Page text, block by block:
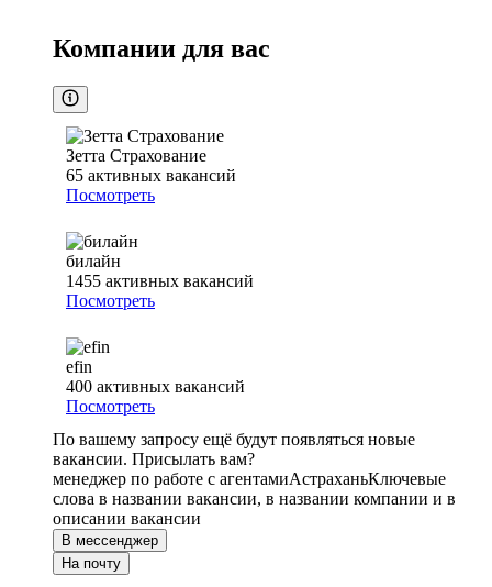
Компании для вас
Зетта Страхование
65 активных вакансий
Посмотреть
билайн
1455 активных вакансий
Посмотреть
efin
400 активных вакансий
Посмотреть
По вашему запросу ещё будут появляться новые
вакансии. Присылать вам?
менеджер по работе с агентамиАстраханьКлючевые
слова в названии вакансии, в названии компании и в
описании вакансии
В мессенджер
На почту